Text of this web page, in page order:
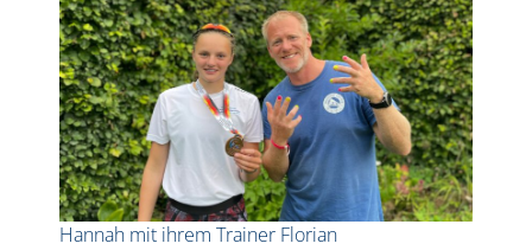
Hannah mit ihrem Trainer Florian